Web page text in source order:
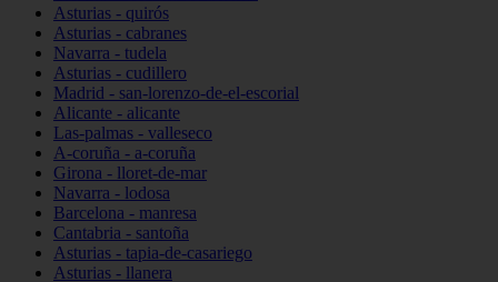
Asturias - quirós
Asturias - cabranes
Navarra - tudela
Asturias - cudillero
Madrid - san-lorenzo-de-el-escorial
Alicante - alicante
Las-palmas - valleseco
A-coruña - a-coruña
Girona - lloret-de-mar
Navarra - lodosa
Barcelona - manresa
Cantabria - santoña
Asturias - tapia-de-casariego
Asturias - llanera